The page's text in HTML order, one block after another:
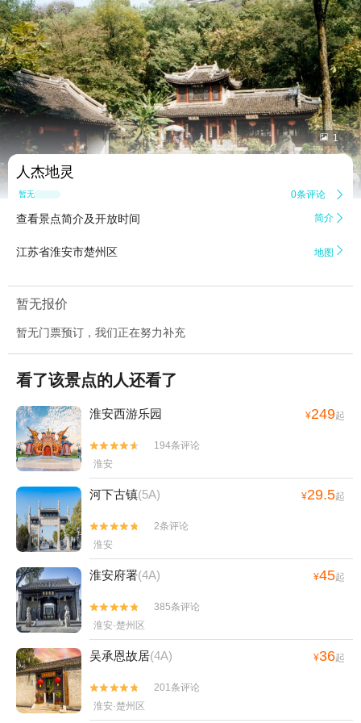
 1
人杰地灵
暂无点评 0条评论 
查看景点简介及开放时间 简介 
江苏省淮安市楚州区 地图 
暂无报价
暂无门票预订，我们正在努力补充
看了该景点的人还看了
淮安西游乐园 ¥249起


194条评论
淮安
河下古镇(5A) ¥29.5起


2条评论
淮安
淮安府署(4A) ¥45起


385条评论
淮安·楚州区
吴承恩故居(4A) ¥36起


201条评论
淮安·楚州区
